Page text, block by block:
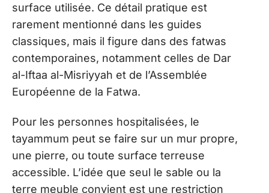
surface utilisée. Ce détail pratique est
rarement mentionné dans les guides
classiques, mais il figure dans des fatwas
contemporaines, notamment celles de Dar
al-Iftaa al-Misriyyah et de l’Assemblée
Européenne de la Fatwa.
Pour les personnes hospitalisées, le
tayammum peut se faire sur un mur propre,
une pierre, ou toute surface terreuse
accessible. L’idée que seul le sable ou la
terre meuble convient est une restriction